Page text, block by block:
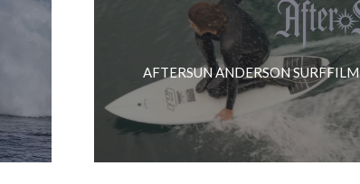
AFTERSUN ANDERSON SURFFILM